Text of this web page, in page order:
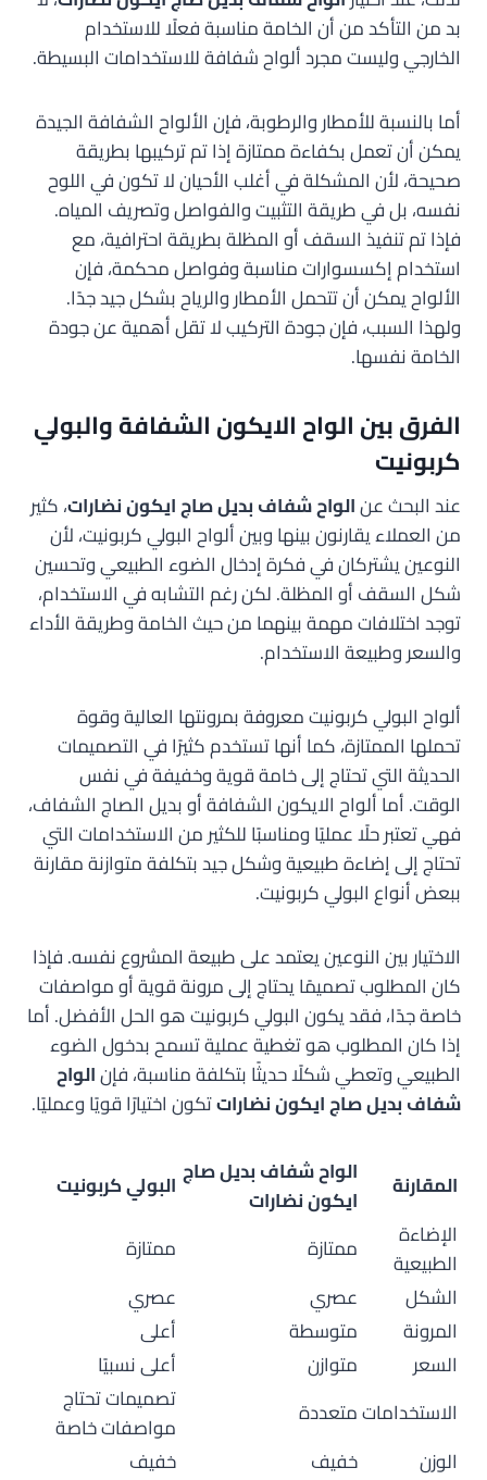
بد من التأكد من أن الخامة مناسبة فعلًا للاستخدام
الخارجي وليست مجرد ألواح شفافة للاستخدامات البسيطة.
أما بالنسبة للأمطار والرطوبة، فإن الألواح الشفافة الجيدة
يمكن أن تعمل بكفاءة ممتازة إذا تم تركيبها بطريقة
صحيحة، لأن المشكلة في أغلب الأحيان لا تكون في اللوح
نفسه، بل في طريقة التثبيت والفواصل وتصريف المياه.
فإذا تم تنفيذ السقف أو المظلة بطريقة احترافية، مع
استخدام إكسسوارات مناسبة وفواصل محكمة، فإن
الألواح يمكن أن تتحمل الأمطار والرياح بشكل جيد جدًا.
ولهذا السبب، فإن جودة التركيب لا تقل أهمية عن جودة
الخامة نفسها.
الفرق بين الواح الايكون الشفافة والبولي
كربونيت
عند البحث عنالواح شفاف بديل صاج ايكون نضارات، كثير
من العملاء يقارنون بينها وبين ألواح البولي كربونيت، لأن
النوعين يشتركان في فكرة إدخال الضوء الطبيعي وتحسين
شكل السقف أو المظلة. لكن رغم التشابه في الاستخدام،
توجد اختلافات مهمة بينهما من حيث الخامة وطريقة الأداء
والسعر وطبيعة الاستخدام.
ألواح البولي كربونيت معروفة بمرونتها العالية وقوة
تحملها الممتازة، كما أنها تستخدم كثيرًا في التصميمات
الحديثة التي تحتاج إلى خامة قوية وخفيفة في نفس
الوقت. أما ألواح الايكون الشفافة أو بديل الصاج الشفاف،
فهي تعتبر حلًا عمليًا ومناسبًا للكثير من الاستخدامات التي
تحتاج إلى إضاءة طبيعية وشكل جيد بتكلفة متوازنة مقارنة
ببعض أنواع البولي كربونيت.
الاختيار بين النوعين يعتمد على طبيعة المشروع نفسه. فإذا
كان المطلوب تصميمًا يحتاج إلى مرونة قوية أو مواصفات
خاصة جدًا، فقد يكون البولي كربونيت هو الحل الأفضل. أما
إذا كان المطلوب هو تغطية عملية تسمح بدخول الضوء
الطبيعي وتعطي شكلًا حديثًا بتكلفة مناسبة، فإنالواح
شفاف بديل صاج ايكون نضاراتتكون اختيارًا قويًا وعمليًا.
المقارنة
الواح شفاف بديل صاج
ايكون نضارات
البولي كربونيت
الإضاءة
الطبيعية
ممتازة
ممتازة
الشكل
عصري
عصري
المرونة
متوسطة
أعلى
السعر
متوازن
أعلى نسبيًا
الاستخداماتمتعددة
تصميمات تحتاج
مواصفات خاصة
الوزن
خفيف خفيف